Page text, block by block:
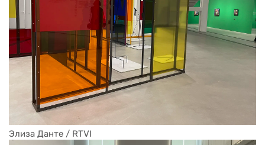
Элиза Данте / RTVI